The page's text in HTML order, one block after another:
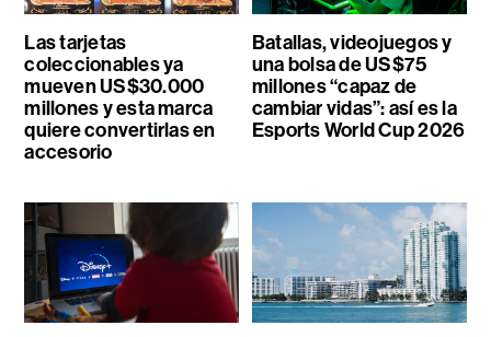
Las tarjetas
coleccionables ya
mueven US$30.000
millones y esta marca
quiere convertirlas en
accesorio
Batallas, videojuegos y
una bolsa de US$75
millones “capaz de
cambiar vidas”: así es la
Esports World Cup 2026